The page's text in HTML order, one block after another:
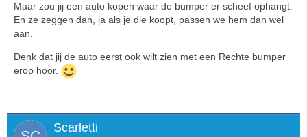
Maar zou jij een auto kopen waar de bumper er scheef ophangt.
En ze zeggen dan, ja als je die koopt, passen we hem dan wel
aan.
Denk dat jij de auto eerst ook wilt zien met een Rechte bumper
erop hoor.
Scarletti